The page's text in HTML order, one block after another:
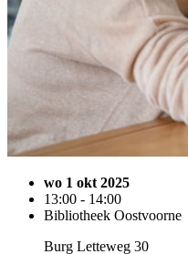
wo 1 okt 2025
13:00 - 14:00
Bibliotheek Oostvoorne
Burg Letteweg 30